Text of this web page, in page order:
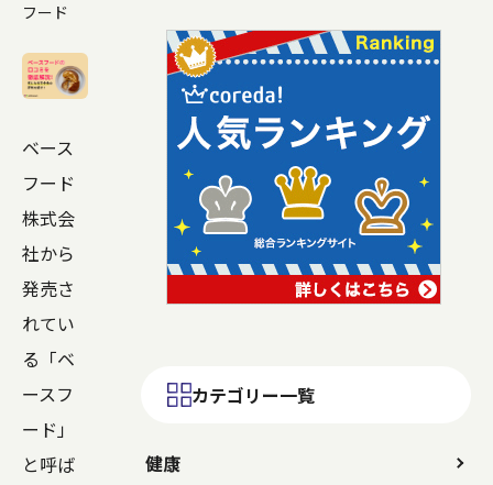
フード
ベース
フード
株式会
社から
発売さ
れてい
る「ベ
ースフ
ード」
と呼ば
カテゴリー一覧
健康